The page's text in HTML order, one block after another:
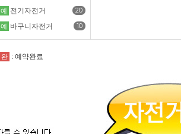
20
예 전기자전거
10
예 바구니자전거
완 : 예약완료